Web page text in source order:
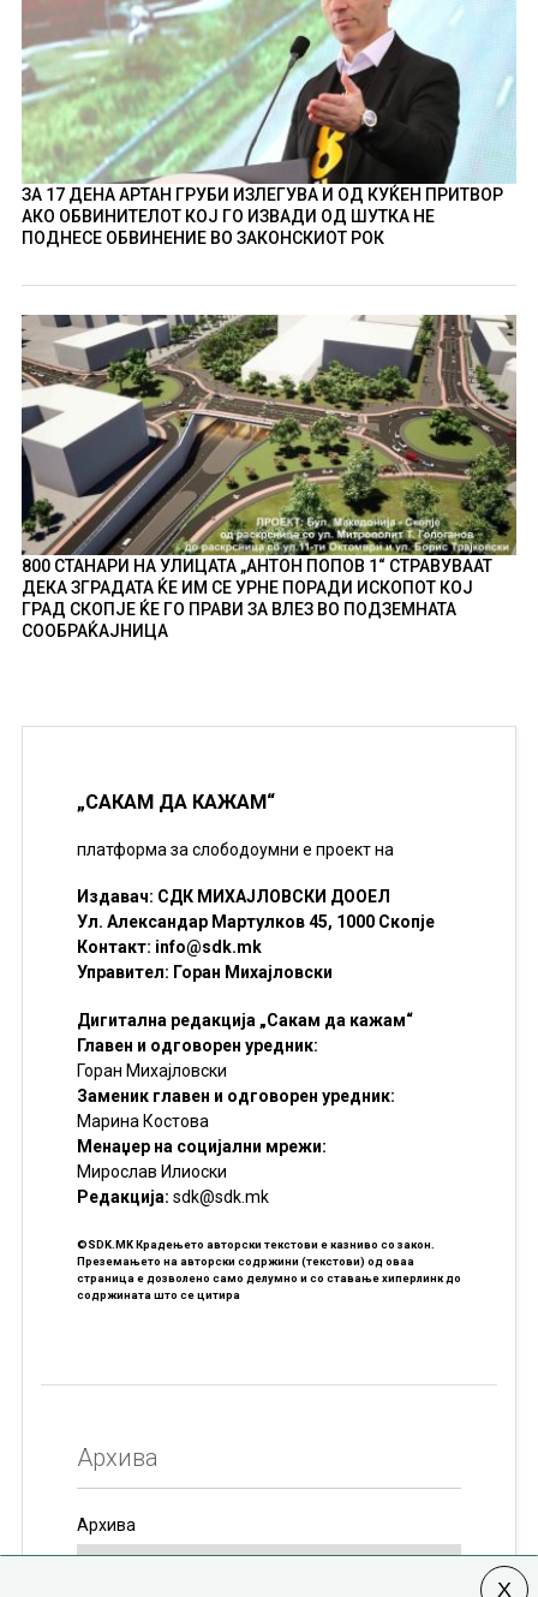
ЗА 17 ДЕНА АРТАН ГРУБИ ИЗЛЕГУВА И ОД КУЌЕН ПРИТВОР
АКО ОБВИНИТЕЛОТ КОЈ ГО ИЗВАДИ ОД ШУТКА НЕ
ПОДНЕСЕ ОБВИНЕНИЕ ВО ЗАКОНСКИОТ РОК
800 СТАНАРИ НА УЛИЦАТА „АНТОН ПОПОВ 1“ СТРАВУВААТ
ДЕКА ЗГРАДАТА ЌЕ ИМ СЕ УРНЕ ПОРАДИ ИСКОПОТ КОЈ
ГРАД СКОПЈЕ ЌЕ ГО ПРАВИ ЗА ВЛЕЗ ВО ПОДЗЕМНАТА
СООБРАЌАЈНИЦА
„САКАМ ДА КАЖАМ“
платформа за слободоумни е проект на
Издавач: СДК МИХАЈЛОВСКИ ДООЕЛ
Ул. Александар Мартулков 45, 1000 Скопје
Контакт: info@sdk.mk
Управител: Горан Михајловски
Дигитална редакција „Сакам да кажам“
Главен и одговорен уредник:
Горан Михајловски
Заменик главен и одговорен уредник:
Марина Костова
Менаџер на социјални мрежи:
Мирослав Илиоски
Редакцијa: sdk@sdk.mk
©SDK.MK Крадењето авторски текстови е казниво со закон.
Преземањето на авторски содржини (текстови) од оваа
страница е дозволено само делумно и со ставање хиперлинк до
содржината што се цитира
Архива
Архива